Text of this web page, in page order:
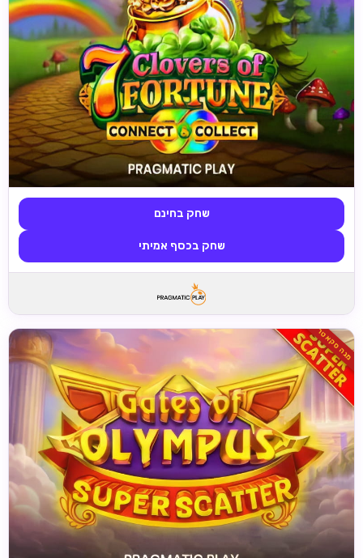
שחק בחינם
שחק בכסף אמיתי
מגה סקאטר